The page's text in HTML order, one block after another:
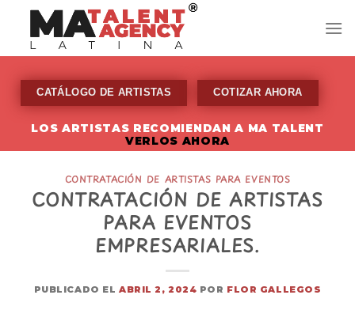
content
CATÁLOGO DE ARTISTAS COTIZAR AHORA
LOS ARTISTAS RECOMIENDAN A MA TALENT
VERLOS AHORA
CONTRATACIÓN DE ARTISTAS PARA EVENTOS
CONTRATACIÓN DE ARTISTAS
PARA EVENTOS
EMPRESARIALES.
PUBLICADO EL ABRIL 2, 2024 POR FLOR GALLEGOS